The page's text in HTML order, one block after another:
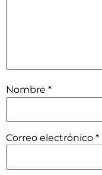
Nombre *
Correo electrónico *